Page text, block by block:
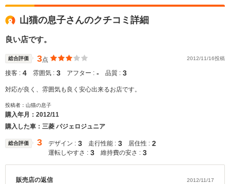
山猫の息子さんのクチコミ詳細
良い店です。
総合評価 3点 2012/11/16投稿
接客 : 4 雰囲気 : 3 アフター : ‐ 品質 : 3
対応が良く、雰囲気も良く安心出来るお店です。
投稿者：山猫の息子
購入年月： 2012/11
購入した車：三菱 パジェロジュニア
総合評価 3 デザイン : 3 走行性能 : 3 居住性 : 2
運転しやすさ : 3 維持費の安さ : 3
販売店の返信 2012/11/17